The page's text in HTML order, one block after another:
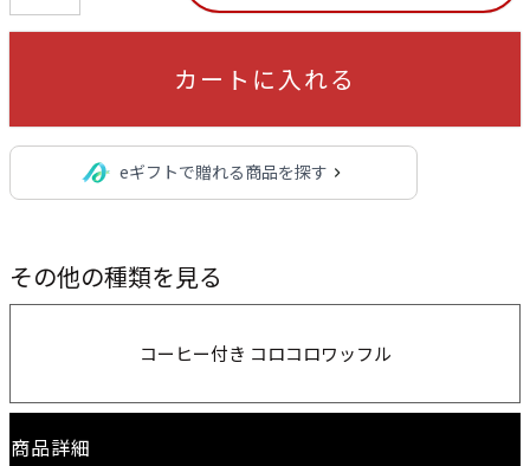
カートに入れる
eギフトで贈れる商品を探す
その他の種類を見る
コーヒー付き コロコロワッフル
商品詳細